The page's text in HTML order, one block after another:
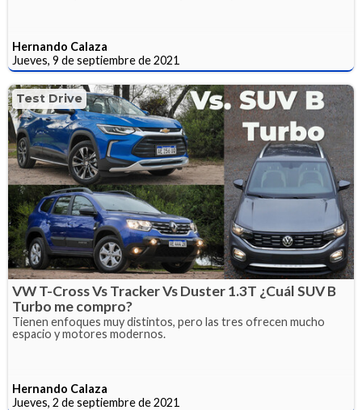
Hernando Calaza
Jueves, 9 de septiembre de 2021
Test Drive
VW T-Cross Vs Tracker Vs Duster 1.3T ¿Cuál SUV B
Turbo me compro?
Tienen enfoques muy distintos, pero las tres ofrecen mucho
espacio y motores modernos.
Hernando Calaza
Jueves, 2 de septiembre de 2021